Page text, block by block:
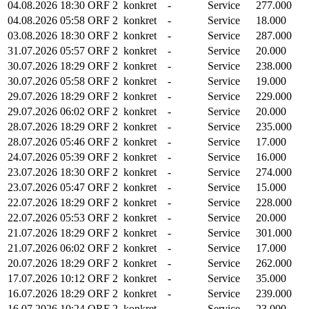
04.08.2026 18:30 ORF 2 konkret - Service
277.000
04.08.2026 05:58 ORF 2 konkret - Service
18.000
03.08.2026 18:30 ORF 2 konkret - Service
287.000
31.07.2026 05:57 ORF 2 konkret - Service
20.000
30.07.2026 18:29 ORF 2 konkret - Service
238.000
30.07.2026 05:58 ORF 2 konkret - Service
19.000
29.07.2026 18:29 ORF 2 konkret - Service
229.000
29.07.2026 06:02 ORF 2 konkret - Service
20.000
28.07.2026 18:29 ORF 2 konkret - Service
235.000
28.07.2026 05:46 ORF 2 konkret - Service
17.000
24.07.2026 05:39 ORF 2 konkret - Service
16.000
23.07.2026 18:30 ORF 2 konkret - Service
274.000
23.07.2026 05:47 ORF 2 konkret - Service
15.000
22.07.2026 18:29 ORF 2 konkret - Service
228.000
22.07.2026 05:53 ORF 2 konkret - Service
20.000
21.07.2026 18:29 ORF 2 konkret - Service
301.000
21.07.2026 06:02 ORF 2 konkret - Service
17.000
20.07.2026 18:29 ORF 2 konkret - Service
262.000
17.07.2026 10:12 ORF 2 konkret - Service
35.000
16.07.2026 18:29 ORF 2 konkret - Service
239.000